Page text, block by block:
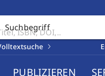
Suchbegriff
PUBLIZIEREN